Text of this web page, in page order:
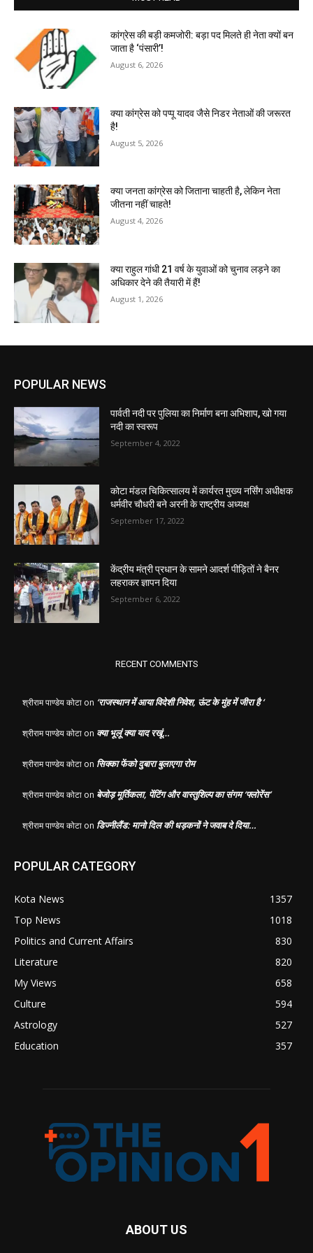
कांग्रेस की बड़ी कमजोरी: बड़ा पद मिलते ही नेता क्यों बन
जाता है ‘पंसारी’!
August 6, 2026
क्या कांग्रेस को पप्पू यादव जैसे निडर नेताओं की जरूरत
है!
August 5, 2026
क्या जनता कांग्रेस को जिताना चाहती है, लेकिन नेता
जीतना नहीं चाहते!
August 4, 2026
क्या राहुल गांधी 21 वर्ष के युवाओं को चुनाव लड़ने का
अधिकार देने की तैयारी में हैं!
August 1, 2026
POPULAR NEWS
पार्वती नदी पर पुलिया का निर्माण बना अभिशाप, खो गया
नदी का स्वरूप
September 4, 2022
कोटा मंडल चिकित्सालय में कार्यरत मुख्य नर्सिंग अधीक्षक
धर्मवीर चौधरी बने अरनी के राष्ट्रीय अध्यक्ष
September 17, 2022
केंद्रीय मंत्री प्रधान के सामने आदर्श पीड़ितों ने बैनर
लहराकर ज्ञापन दिया
September 6, 2022
RECENT COMMENTS
श्रीराम पाण्डेय कोटा on ‘राजस्थान में आया विदेशी निवेश, ऊंट के मुंह में जीरा है ‘
श्रीराम पाण्डेय कोटा on क्या भूलूं क्या याद रखूं…
श्रीराम पाण्डेय कोटा on सिक्का फेंको दुबारा बुलाएगा रोम
श्रीराम पाण्डेय कोटा on बेजोड़ मूर्तिकला, पेंटिंग और वास्तुशिल्प का संगम ‘फ्लोरेंस’
श्रीराम पाण्डेय कोटा on डिज्नीलैंड: मानो दिल की धड़कनों ने जवाब दे दिया…
POPULAR CATEGORY
Kota News
1357
Top News
1018
Politics and Current Affairs
830
Literature
820
My Views
658
Culture
594
Astrology
527
Education
357
ABOUT US